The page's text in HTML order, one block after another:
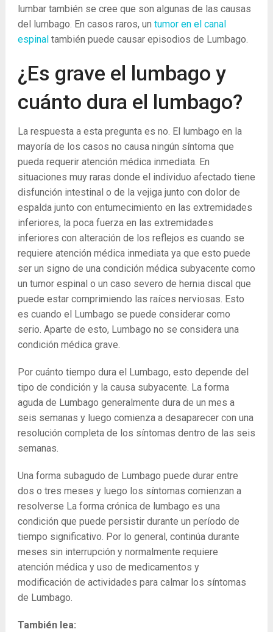
lumbar también se cree que son algunas de las causas
del lumbago. En casos raros, un tumor en el canal
espinal también puede causar episodios de Lumbago.
¿Es grave el lumbago y
cuánto dura el lumbago?
La respuesta a esta pregunta es no. El lumbago en la
mayoría de los casos no causa ningún síntoma que
pueda requerir atención médica inmediata. En
situaciones muy raras donde el individuo afectado tiene
disfunción intestinal o de la vejiga junto con dolor de
espalda junto con entumecimiento en las extremidades
inferiores, la poca fuerza en las extremidades
inferiores con alteración de los reflejos es cuando se
requiere atención médica inmediata ya que esto puede
ser un signo de una condición médica subyacente como
un tumor espinal o un caso severo de hernia discal que
puede estar comprimiendo las raíces nerviosas. Esto
es cuando el Lumbago se puede considerar como
serio. Aparte de esto, Lumbago no se considera una
condición médica grave.
Por cuánto tiempo dura el Lumbago, esto depende del
tipo de condición y la causa subyacente. La forma
aguda de Lumbago generalmente dura de un mes a
seis semanas y luego comienza a desaparecer con una
resolución completa de los síntomas dentro de las seis
semanas.
Una forma subagudo de Lumbago puede durar entre
dos o tres meses y luego los síntomas comienzan a
resolverse La forma crónica de lumbago es una
condición que puede persistir durante un período de
tiempo significativo. Por lo general, continúa durante
meses sin interrupción y normalmente requiere
atención médica y uso de medicamentos y
modificación de actividades para calmar los síntomas
de Lumbago.
También lea: